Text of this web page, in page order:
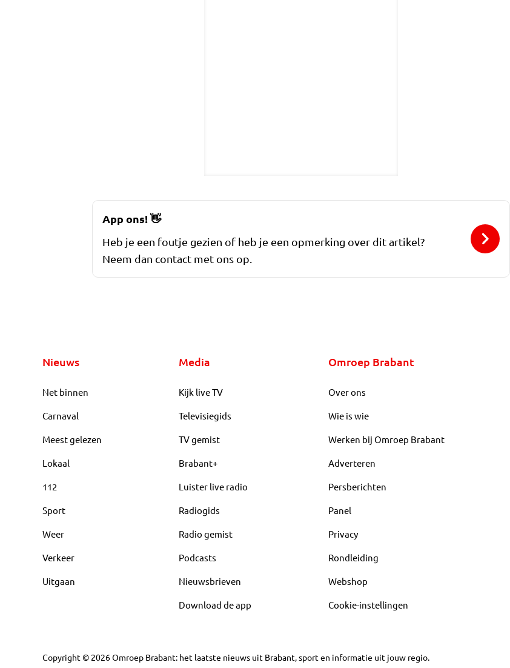
App ons!👋
Heb je een foutje gezien of heb je een opmerking over dit artikel?
Neem dan contact met ons op.
Nieuws
Net binnen
Carnaval
Meest gelezen
Lokaal
112
Sport
Weer
Verkeer
Uitgaan
Media
Kijk live TV
Televisiegids
TV gemist
Brabant+
Luister live radio
Radiogids
Radio gemist
Podcasts
Nieuwsbrieven
Download de app
Omroep Brabant
Over ons
Wie is wie
Werken bij Omroep Brabant
Adverteren
Persberichten
Panel
Privacy
Rondleiding
Webshop
Cookie-instellingen
Copyright © 2026Omroep Brabant: het laatste nieuws uit Brabant, sport en informatie uit jouw regio.